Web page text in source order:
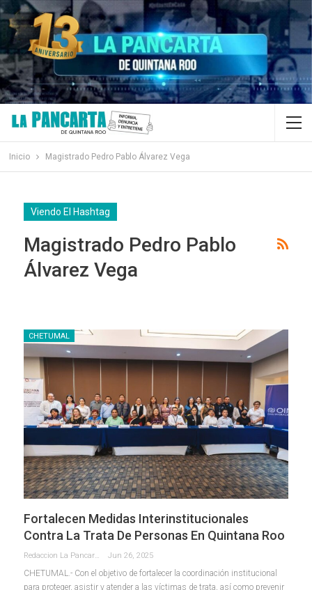
Inicio Magistrado Pedro Pablo Álvarez Vega
Viendo El Hashtag
Magistrado Pedro Pablo
Álvarez Vega
CHETUMAL
Fortalecen Medidas Interinstitucionales
Contra La Trata De Personas En Quintana Roo
Redaccion La Pancarta De Quintana Roo Jun 26, 2025
CHETUMAL.- Con el objetivo de fortalecer la coordinación institucional
para proteger, asistir y atender a las víctimas de trata, así como prevenir